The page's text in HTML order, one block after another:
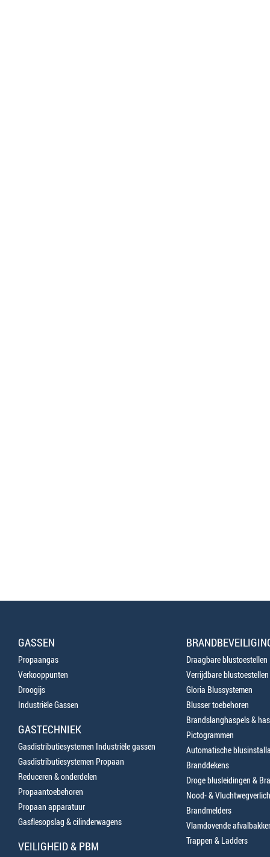
GASSEN
Propaangas
Verkooppunten
Droogijs
Industriële Gassen
GASTECHNIEK
Gasdistributiesystemen Industriële gassen
Gasdistributiesystemen Propaan
Reduceren & onderdelen
Propaantoebehoren
Propaan apparatuur
Gasflesopslag & cilinderwagens
VEILIGHEID & PBM
Draagbare blustoestellen
Verrijdbare blustoestellen
Gloria Blussystemen
Blusser toebehoren
Brandslanghaspels &
Pictogrammen
Automatische
Branddekens
Droge blusleidingen &
Nood- &
Brandmelders
Vlamdovende
Trappen & Ladders